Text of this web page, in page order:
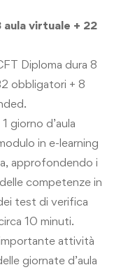
virtuale + 22
Diploma dura 8
obbligatori + 8
giorno d’aula
in e-learning
approfondendo i
competenze in
test di verifica
10 minuti.
attività
giornate d’aula